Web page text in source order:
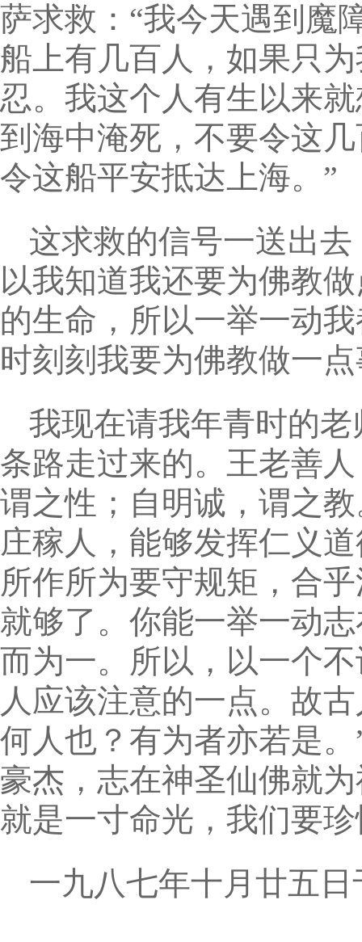
萨求救：“我今天遇到魔
船上有几百人，如果只
忍。我这个人有生以来
到海中淹死，不要令这
令这船平安抵达上海。”
这求救的信号一送出
以我知道我还要为佛教
的生命，所以一举一动
时刻刻我要为佛教做一
我现在请我年青时的
条路走过来的。王老善
谓之性；自明诚，谓之
庄稼人，能够发挥仁义
所作所为要守规矩，合
就够了。你能一举一动
而为一。所以，以一个
人应该注意的一点。故
何人也？有为者亦若是
豪杰，志在神圣仙佛就
就是一寸命光，我们要
一九八七年十月廿五